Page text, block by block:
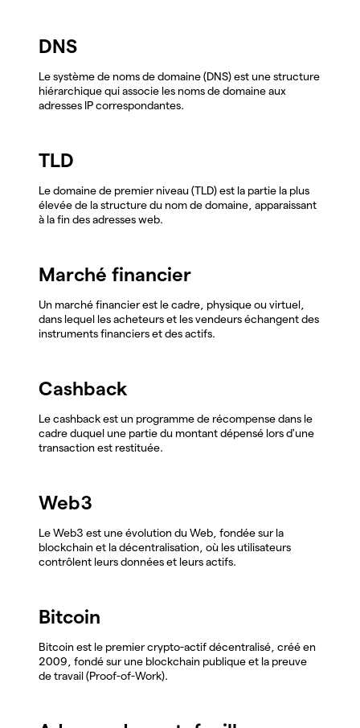
DNS
Le système de noms de domaine (DNS) est une structure
hiérarchique qui associe les noms de domaine aux
adresses IP correspondantes.
TLD
Le domaine de premier niveau (TLD) est la partie la plus
élevée de la structure du nom de domaine, apparaissant
à la fin des adresses web.
Marché financier
Un marché financier est le cadre, physique ou virtuel,
dans lequel les acheteurs et les vendeurs échangent des
instruments financiers et des actifs.
Cashback
Le cashback est un programme de récompense dans le
cadre duquel une partie du montant dépensé lors d'une
transaction est restituée.
Web3
Le Web3 est une évolution du Web, fondée sur la
blockchain et la décentralisation, où les utilisateurs
contrôlent leurs données et leurs actifs.
Bitcoin
Bitcoin est le premier crypto-actif décentralisé, créé en
2009, fondé sur une blockchain publique et la preuve
de travail (Proof-of-Work).